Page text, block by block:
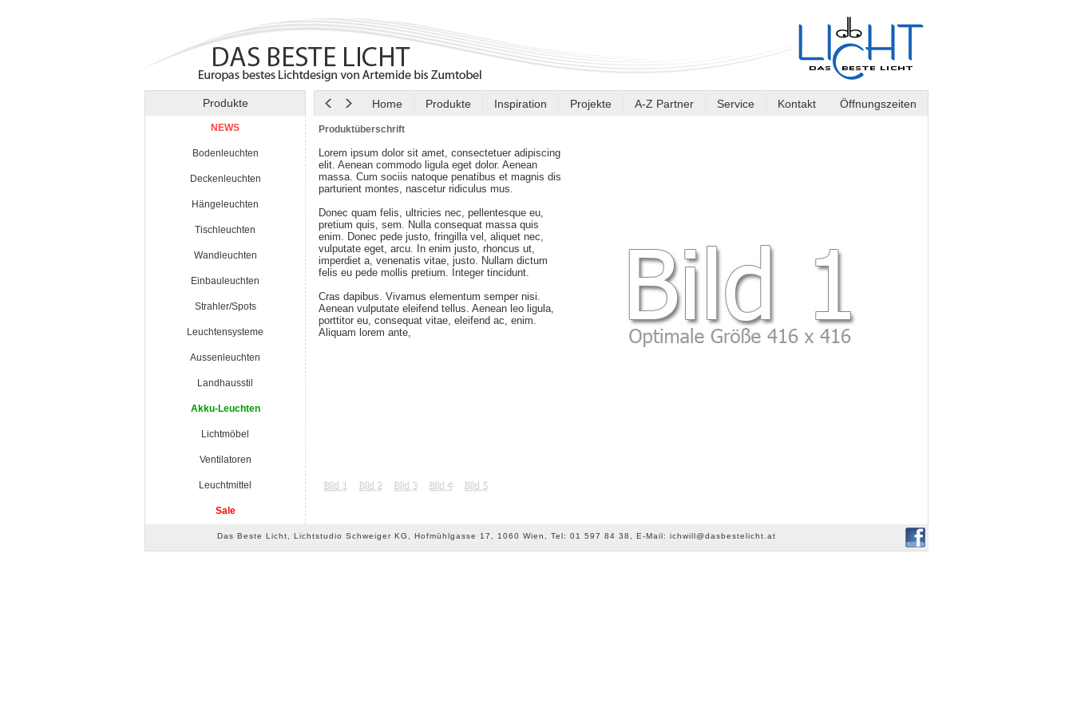
Produkte Home Produkte Inspiration Projekte A-Z Partner Service Kontakt Öffnungszeiten
NEWS
Bodenleuchten
Deckenleuchten
Hängeleuchten
Tischleuchten
Wandleuchten
Einbauleuchten
Strahler/Spots
Leuchtensysteme
Aussenleuchten
Landhausstil
Akku-Leuchten
Lichtmöbel
Ventilatoren
Leuchtmittel
Sale
Produktüberschrift
Lorem ipsum dolor sit amet, consectetuer adipiscing
elit. Aenean commodo ligula eget dolor. Aenean
massa. Cum sociis natoque penatibus et magnis dis
parturient montes, nascetur ridiculus mus.
Donec quam felis, ultricies nec, pellentesque eu,
pretium quis, sem. Nulla consequat massa quis
enim. Donec pede justo, fringilla vel, aliquet nec,
vulputate eget, arcu. In enim justo, rhoncus ut,
imperdiet a, venenatis vitae, justo. Nullam dictum
felis eu pede mollis pretium. Integer tincidunt.
Cras dapibus. Vivamus elementum semper nisi.
Aenean vulputate eleifend tellus. Aenean leo ligula,
porttitor eu, consequat vitae, eleifend ac, enim.
Aliquam lorem ante,
Das Beste Licht, Lichtstudio Schweiger KG, Hofmühlgasse 17, 1060 Wien, Tel: 01 597 84 38, E-Mail: ichwill@dasbestelicht.at